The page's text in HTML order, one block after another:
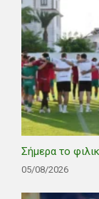
Σήμερα το
05/08/2026